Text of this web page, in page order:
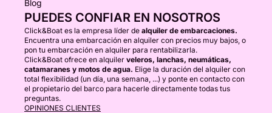
Blog
PUEDES CONFIAR EN NOSOTROS
Click&Boat es la empresa líder de alquiler de embarcaciones.
Encuentra una embarcación en alquiler con precios muy bajos, o
pon tu embarcación en alquiler para rentabilizarla.
Click&Boat ofrece en alquiler veleros, lanchas, neumáticas,
catamaranes y motos de agua. Elige la duración del alquiler con
total flexibilidad (un día, una semana, ...) y ponte en contacto con
el propietario del barco para hacerle directamente todas tus
preguntas.
OPINIONES CLIENTES